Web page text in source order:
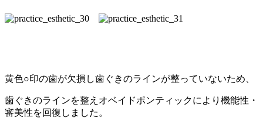
黄色○印の歯が欠損し歯ぐきのラインが整っていないため、
歯ぐきのラインを整えオベイドポンティックにより機能性・
審美性を回復しました。